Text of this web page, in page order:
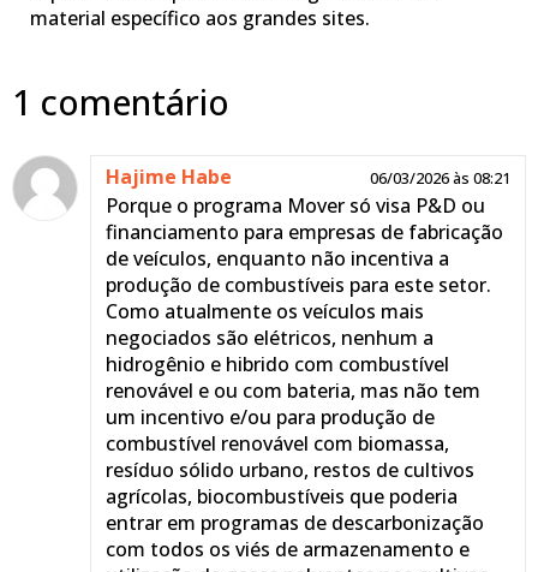
material específico aos grandes sites.
1 comentário
Hajime Habe 06/03/2026 às 08:21
Porque o programa Mover só visa P&D ou
financiamento para empresas de fabricação
de veículos, enquanto não incentiva a
produção de combustíveis para este setor.
Como atualmente os veículos mais
negociados são elétricos, nenhum a
hidrogênio e hibrido com combustível
renovável e ou com bateria, mas não tem
um incentivo e/ou para produção de
combustível renovável com biomassa,
resíduo sólido urbano, restos de cultivos
agrícolas, biocombustíveis que poderia
entrar em programas de descarbonização
com todos os viés de armazenamento e